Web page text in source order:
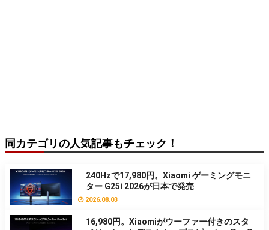
同カテゴリの人気記事もチェック！
240Hzで17,980円。Xiaomi ゲーミングモニ
ター G25i 2026が日本で発売
2026.08.03
16,980円。Xiaomiがウーファー付きのスタ